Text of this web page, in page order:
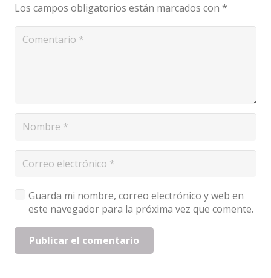
Los campos obligatorios están marcados con *
Guarda mi nombre, correo electrónico y web en
este navegador para la próxima vez que comente.
Publicar el comentario